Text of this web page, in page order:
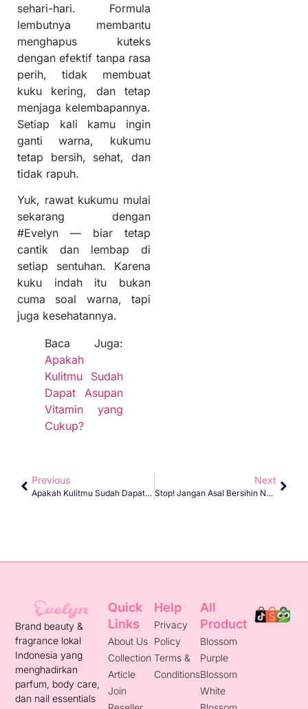
sehari-hari. Formula
lembutnya membantu
menghapus kuteks
dengan efektif tanpa rasa
perih, tidak membuat
kuku kering, dan tetap
menjaga kelembapannya.
Setiap kali kamu ingin
ganti warna, kukumu
tetap bersih, sehat, dan
tidak rapuh.
Yuk, rawat kukumu mulai
sekarang dengan
#Evelyn — biar tetap
cantik dan lembap di
setiap sentuhan. Karena
kuku indah itu bukan
cuma soal warna, tapi
juga kesehatannya.
Baca Juga:
Apakah
Kulitmu Sudah
Dapat Asupan
Vitamin yang
Cukup?
Previous
Apakah Kulitmu Sudah Dapat Asupan Vitamin Yang Cukup?
Next
Stop! Jangan Asal Bersihin Nail Art Kalau Nggak Mau Kukumu Kering
Brand beauty &
fragrance lokal
Indonesia yang
menghadirkan
parfum, body care,
dan nail essentials
Quick
Links
About Us
Collection
Article
Join
Help
Privacy
Policy
Terms &
Conditions
All
Product
Blossom
Purple
Blossom
White